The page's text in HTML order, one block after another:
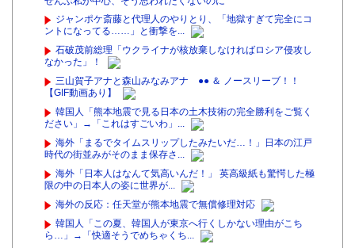
ジャンポケ斎藤と代理人のやりとり、「地獄すぎて完全にコ
ントになってる……」と衝撃を...
石破茂前総理「ウクライナが核放棄しなければロシア侵攻し
なかった」！
三山賀子アナと森山みなみアナ ●● ＆ ノースリーブ！！
【GIF動画あり】
韓国人「熊本地震で見る日本の土木技術の完全勝利をご覧く
ださい」→「これはすごいわ」...
海外「まるでタイムスリップしたみたいだ…！」日本の江戸
時代の街並みがそのまま保存さ...
海外「日本人はなんて気高いんだ！」 英高級紙も驚愕した極
限の中の日本人の姿に世界が...
海外の反応：任天堂が熊本地震で無償修理対応
韓国人「この夏、韓国人が東京へ行くしかない理由がこち
ら…」→「快適そうでめちゃくち...